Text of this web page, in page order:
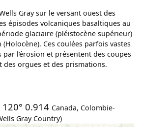
Gray sur le versant ouest des
épisodes volcaniques basaltiques au
glaciaire (pléistocène supérieur)
Ces coulées parfois vastes
l’érosion et présentent des coupes
des orgues et des prismations.
120° 0.914 Canada, Colombie-
Gray Country)